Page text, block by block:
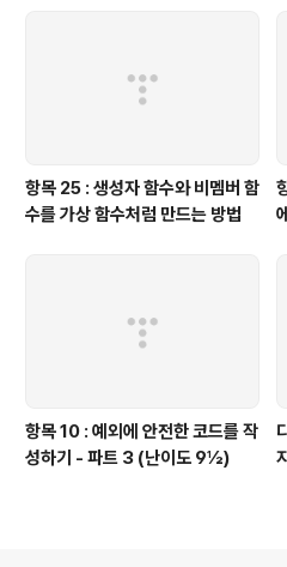
항목 25 : 생성자 함수와 비멤버 함
수를 가상 함수처럼 만드는 방법
항목 10 : 예외에 안전한 코드를 작
성하기 - 파트 3 (난이도 9½)